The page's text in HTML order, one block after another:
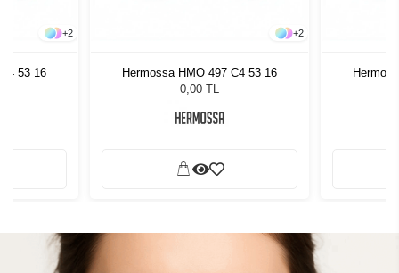
+2
53 16
+2
Hermossa HMO 497 C4 53 16
0,00 TL